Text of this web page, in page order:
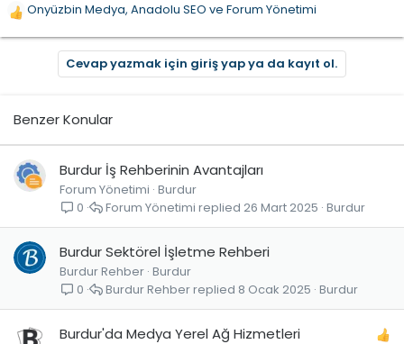
T
e
e
r
Onyüzbin Medya, Anadolu SEO ve Forum Yönetimi
Cevap yazmak için giriş yap ya da kayıt ol.
Benzer Konular
Burdur İş Rehberinin Avantajları
Forum Yönetimi Burdur
0
Burdur
26 Mart 2025
Forum Yönetimi
Burdur Sektörel İşletme Rehberi
Burdur Rehber Burdur
0
Burdur
8 Ocak 2025
Burdur Rehber
Burdur'da Medya Yerel Ağ Hizmetleri